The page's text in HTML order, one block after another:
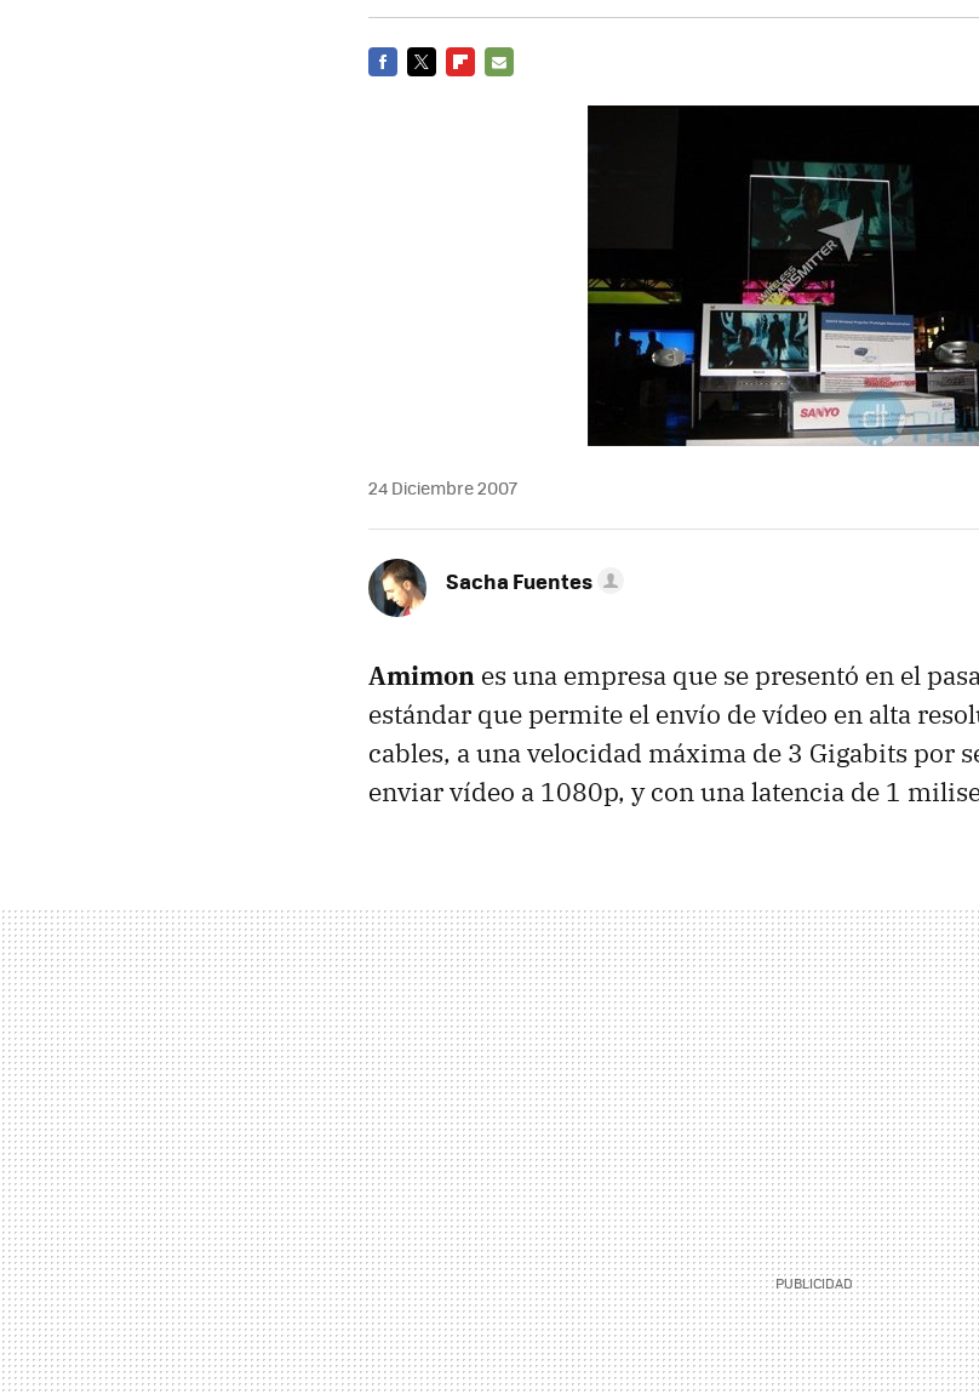
24 Diciembre 2007
Sacha Fuentes
Amimon es una empresa que se presentó en el
estándar que permite el envío de vídeo en alta
cables, a una velocidad máxima de 3 Gigabits por
enviar vídeo a 1080p, y con una latencia de 1